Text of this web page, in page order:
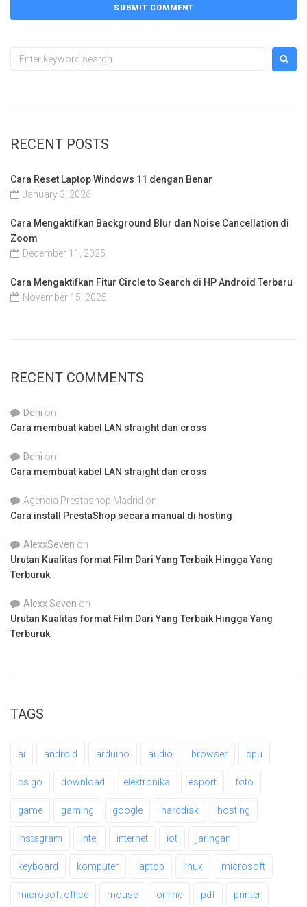
RECENT POSTS
Cara Reset Laptop Windows 11 dengan Benar
January 3, 2026
Cara Mengaktifkan Background Blur dan Noise Cancellation di
Zoom
December 11, 2025
Cara Mengaktifkan Fitur Circle to Search di HP Android Terbaru
November 15, 2025
RECENT COMMENTS
Deni on
Cara membuat kabel LAN straight dan cross
Deni on
Cara membuat kabel LAN straight dan cross
Agencia Prestashop Madrid on
Cara install PrestaShop secara manual di hosting
AlexxSeven on
Urutan Kualitas format Film Dari Yang Terbaik Hingga Yang
Terburuk
Alexx Seven on
Urutan Kualitas format Film Dari Yang Terbaik Hingga Yang
Terburuk
TAGS
ai android arduino audio browser cpu
cs go download elektronika esport foto
game gaming google harddisk hosting
instagram intel internet iot jaringan
keyboard komputer laptop linux microsoft
microsoft office mouse online pdf printer